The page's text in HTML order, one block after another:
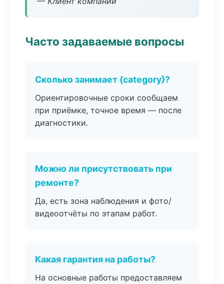
Часто задаваемые вопросы
Сколько занимает {category}?
Ориентировочные сроки сообщаем
при приёмке, точное время — после
диагностики.
Можно ли присутствовать при
ремонте?
Да, есть зона наблюдения и фото/
видеоотчёты по этапам работ.
Какая гарантия на работы?
На основные работы предоставляем